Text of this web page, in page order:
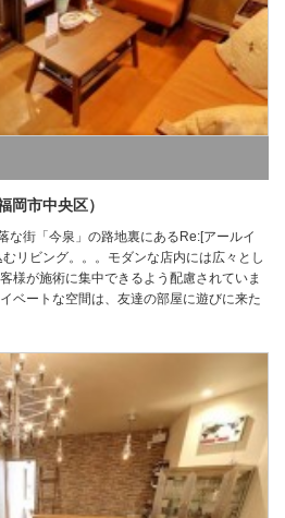
岡市中央区）
な街「今泉」の路地裏にあるRe:[アールイ
リビング。。。モダンな店内には広々とし
様が施術に集中できるよう配慮されていま
ベートな空間は、友達の部屋に遊びに来た